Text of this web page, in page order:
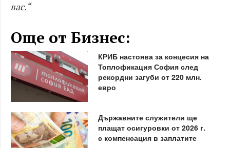
вас.“
Още от Бизнес:
КРИБ настоява за концесия на
Топлофикация София след
рекордни загуби от 220 млн.
евро
Държавните служители ще
плащат осигуровки от 2026 г.
с компенсация в заплатите